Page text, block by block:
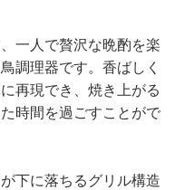
一人で贅沢な晩酌を楽
調理器です。香ばしく
再現でき、焼き上がる
時間を過ごすことがで
下に落ちるグリル構造